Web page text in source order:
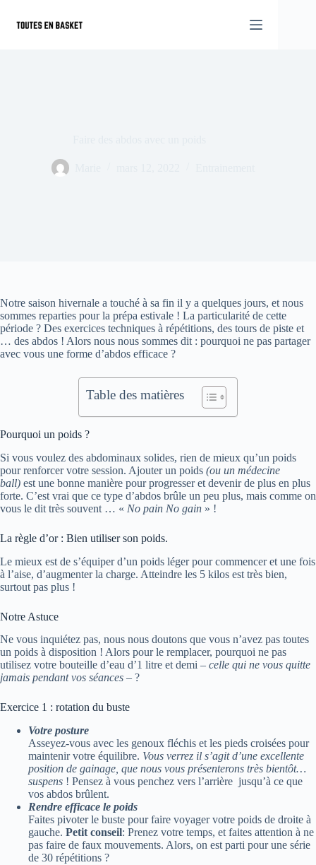
contenu
Notre saison hivernale a touché à sa fin il y a quelques jours, et nous
sommes reparties pour la prépa estivale ! La particularité de cette
période ? Des exercices techniques à répétitions, des tours de piste et
… des abdos ! Alors nous nous sommes dit : pourquoi ne pas partager
avec vous une forme d’abdos efficace ?
Table des matières
Pourquoi un poids ?
Si vous voulez des abdominaux solides, rien de mieux qu’un poids
pour renforcer votre session. Ajouter un poids (ou un médecine
ball) est une bonne manière pour progresser et devenir de plus en plus
forte. C’est vrai que ce type d’abdos brûle un peu plus, mais comme on
vous le dit très souvent … « No pain No gain » !
La règle d’or : Bien utiliser son poids.
Le mieux est de s’équiper d’un poids léger pour commencer et une fois
à l’aise, d’augmenter la charge. Atteindre les 5 kilos est très bien,
surtout pas plus !
Notre Astuce
Ne vous inquiétez pas, nous nous doutons que vous n’avez pas toutes
un poids à disposition ! Alors pour le remplacer, pourquoi ne pas
utilisez votre bouteille d’eau d’1 litre et demi – celle qui ne vous quitte
jamais pendant vos séances – ?
Exercice 1 : rotation du buste
Votre posture
Asseyez-vous avec les genoux fléchis et les pieds croisées pour
maintenir votre équilibre. Vous verrez il s’agit d’une excellente
position de gainage, que nous vous présenterons très bientôt…
suspens ! Pensez à vous penchez vers l’arrière jusqu’à ce que
vos abdos brûlent.
Rendre efficace le poids
Faites pivoter le buste pour faire voyager votre poids de droite à
gauche. Petit conseil: Prenez votre temps, et faites attention à ne
pas faire de faux mouvements. Alors, on est parti pour une série
de 30 répétitions ?